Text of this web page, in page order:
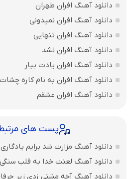
دانلود آهنگ افران طهران
دانلود آهنگ افران نمیدونی
دانلود آهنگ افران تنهایی
دانلود آهنگ افران نشد
دانلود آهنگ افران یادت بیار
دانلود آهنگ افران به نام کاره چشات
دانلود آهنگ افران عشقم
پست های
دانلود آهنگ مزارت شد برایم
دانلود آهنگ لعنت خدا به قلب
دانلود آهنگ آخه مشتی زدی زیر